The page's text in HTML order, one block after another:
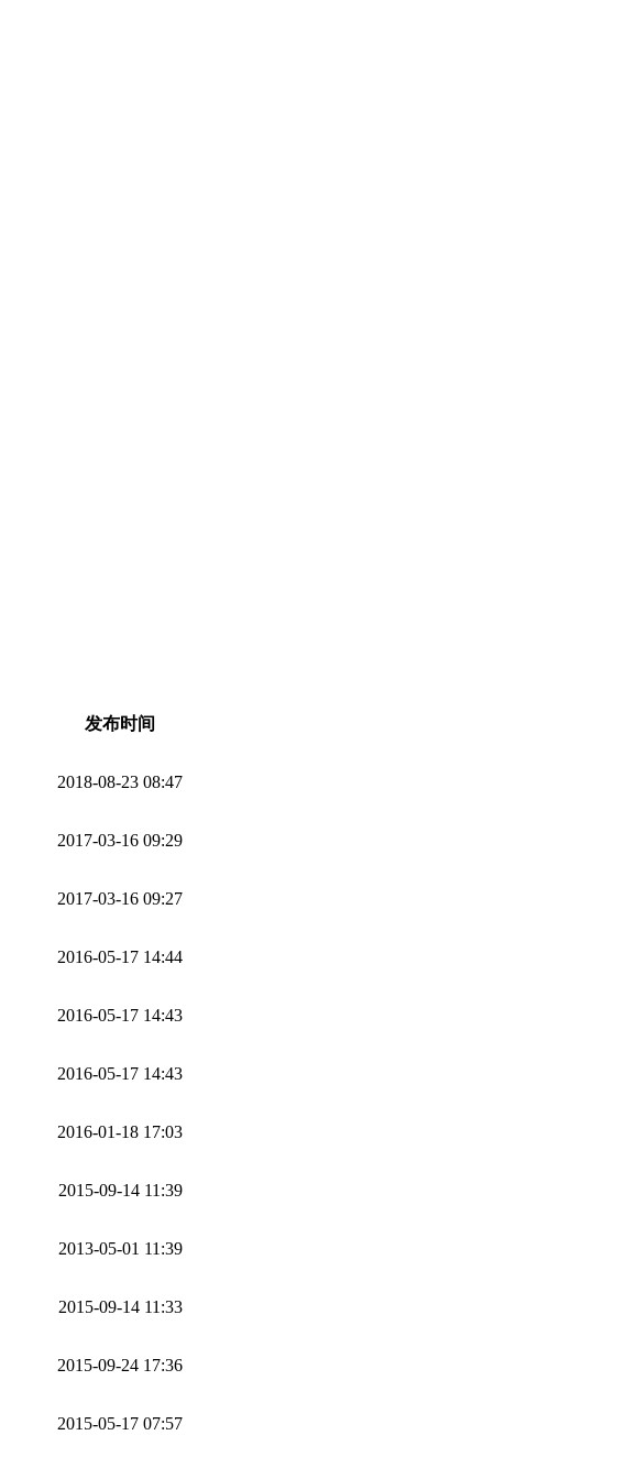
发布时间
2018-08-23 08:47
2017-03-16 09:29
2017-03-16 09:27
2016-05-17 14:44
2016-05-17 14:43
2016-05-17 14:43
2016-01-18 17:03
2015-09-14 11:39
2013-05-01 11:39
2015-09-14 11:33
2015-09-24 17:36
2015-05-17 07:57